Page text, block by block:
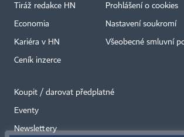
Tiráž redakce HN
Economia
Kariéra v HN
Ceník inzerce
Prohlášení o cookies
Nastavení soukromí
Všeobecné smluvní
Koupit / darovat předplatné
Eventy
Newslettery